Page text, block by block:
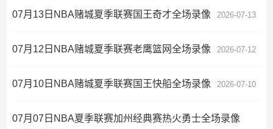
07月13日NBA赌城夏季联赛国王奇才全场录像 2026-07-13
07月12日NBA赌城夏季联赛老鹰篮网全场录像 2026-07-12
07月10日NBA赌城夏季联赛国王快船全场录像 2026-07-10
07月07日NBA夏季联赛加州经典赛热火勇士全场录像